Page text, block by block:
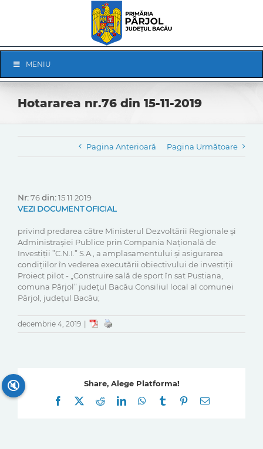
Navigation
MENIU
Hotararea nr.76 din 15-11-2019
Pagina Anterioară Pagina Următoare
Nr:76din:15 11 2019
VEZI DOCUMENT OFICIAL
privind predarea către Ministerul Dezvoltării Regionale și
Administrașiei Publice prin Compania Națională de
Investiții ”C.N.I.” S.A., a amplasamentului și asigurarea
condițiilor în vederea executării obiectivului de investiții
Proiect pilot - „Construire sală de sport în sat Pustiana,
comuna Pârjol” județul Bacău Consiliul local al comunei
Pârjol, județul Bacău;
decembrie 4, 2019
Share, Alege Platforma!
Facebook
RedditLinkedInWhatsApp
Tumblr Pinterest
E-
🔇